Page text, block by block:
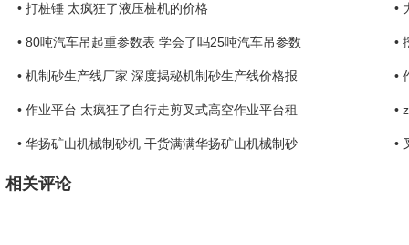
• 打桩锤 太疯狂了液压桩机的价格 •
• 80吨汽车吊起重参数表 学会了吗25吨汽车吊参数 •
• 机制砂生产线厂家 深度揭秘机制砂生产线价格报 •
• 作业平台 太疯狂了自行走剪叉式高空作业平台租 •
• 华扬矿山机械制砂机 干货满满华扬矿山机械制砂 •
相关评论